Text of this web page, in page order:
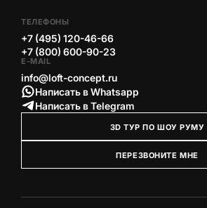
ТЕЛЕФОНЫ
+7 (495) 120-46-66
+7 (800) 600-90-23
E-MAIL
info@loft-concept.ru
Написать в Whatsapp
Написать в Telegram
3D ТУР ПО ШОУ РУМУ
ПЕРЕЗВОНИТЕ МНЕ